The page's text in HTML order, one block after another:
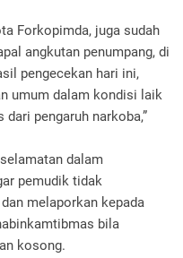
Forkopimda, juga sudah
angkutan penumpang, di
pengecekan hari ini,
umum dalam kondisi laik
pengaruh narkoba,”
dalam
pemudik tidak
melaporkan kepada
bila
kosong.